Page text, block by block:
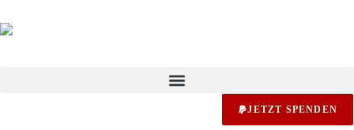
JETZT SPENDEN